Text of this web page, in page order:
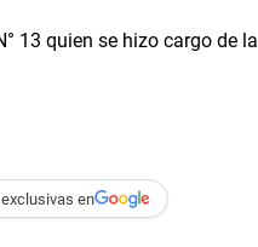
13 quien se hizo cargo de la
en